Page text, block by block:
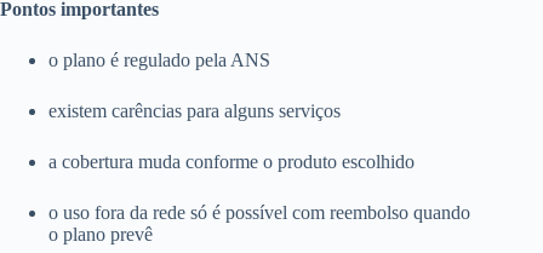
Pontos importantes
o plano é regulado pela ANS
existem carências para alguns serviços
a cobertura muda conforme o produto escolhido
o uso fora da rede só é possível com reembolso quando
o plano prevê